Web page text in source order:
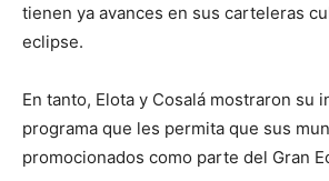
tienen ya avances en sus carteleras
eclipse.
En tanto, Elota y Cosalá mostraron su
programa que les permita que sus
promocionados como parte del Gran